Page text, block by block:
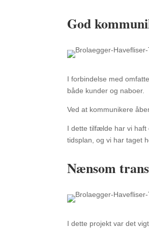
God
I forbindelse med
både kunder og naboer.
Ved at kommunikere
I dette tilfælde har vi haft
tidsplan, og vi har taget
Nænsom
I dette projekt var det